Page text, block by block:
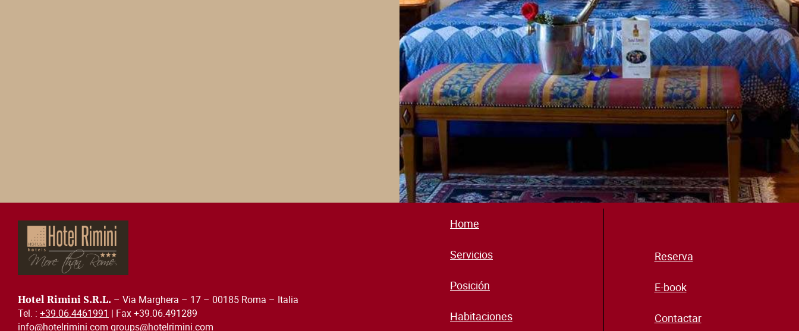
Hotel Rimini S.R.L. – Via Marghera – 17 – 00185 Roma – Italia
Tel. : +39.06.4461991 | Fax +39.06.491289
info@hotelrimini.com groups@hotelrimini.com
Home
Servicios
Posición
Habitaciones
Reserva
E-book
Contactar